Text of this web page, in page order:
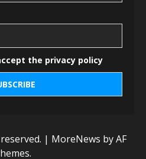
the privacy policy
| MoreNews by AF